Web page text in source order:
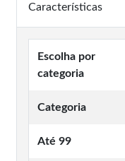
Características
Escolha por
categoria
Categoria
Até 99